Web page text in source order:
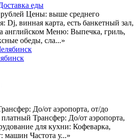
еды
Цены: выше среднего
Dj, винная карта, есть банкетный зал,
английском Меню: Выпечка, гриль,
обеды, сла...»
До/от аэропорта, от/до
платный Трансфер: До/от аэропорта,
для кухни: Кофеварка,
машин Частота у...»